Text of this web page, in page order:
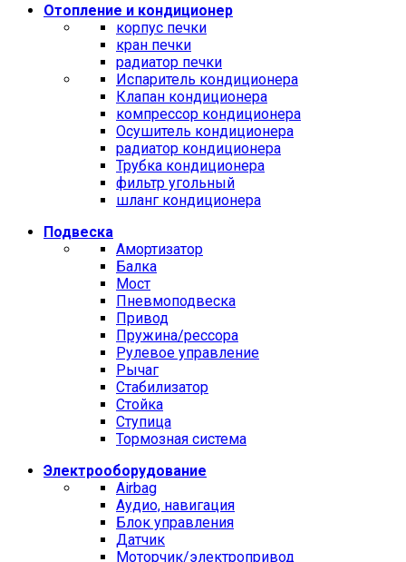
Отопление и кондиционер
корпус печки
кран печки
радиатор печки
Испаритель кондиционера
Клапан кондиционера
компрессор кондиционера
Осушитель кондиционера
радиатор кондиционера
Трубка кондиционера
фильтр угольный
шланг кондиционера
Подвеска
Амортизатор
Балка
Мост
Пневмоподвеска
Привод
Пружина/рессора
Рулевое управление
Рычаг
Стабилизатор
Стойка
Ступица
Тормозная система
Электрооборудование
Airbag
Аудио, навигация
Блок управления
Датчик
Моторчик/электропривод